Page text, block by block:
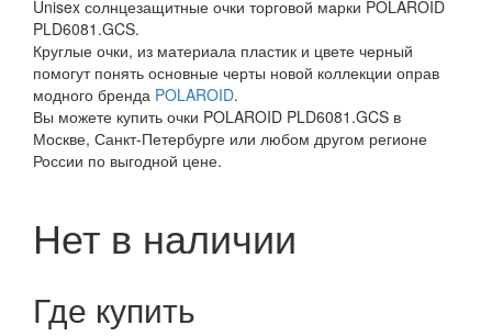
Unisex солнцезащитные очки торговой марки POLAROID
PLD6081.GCS.
Круглые очки, из материала пластик и цвете черный
помогут понять основные черты новой коллекции оправ
модного бренда POLAROID.
Вы можете купить очки POLAROID PLD6081.GCS в
Москве, Санкт-Петербурге или любом другом регионе
России по выгодной цене.
Нет в наличии
Где купить